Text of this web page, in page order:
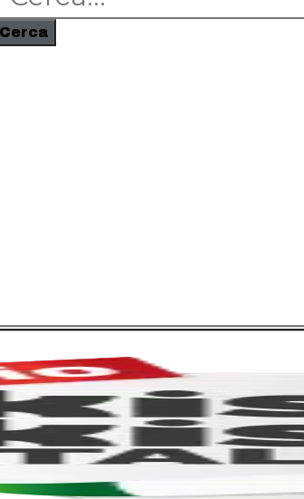
Cerca